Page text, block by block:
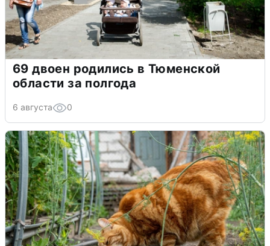
69 двоен родились в Тюменской
области за полгода
6 августа 0